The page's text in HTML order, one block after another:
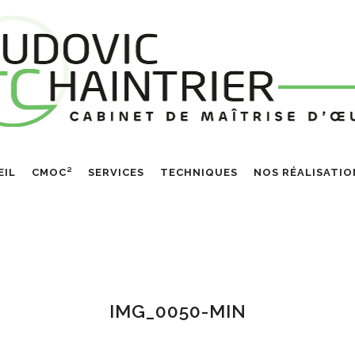
CMOC² SERVICES TECHNIQUES NOS
IMG_0050-MIN